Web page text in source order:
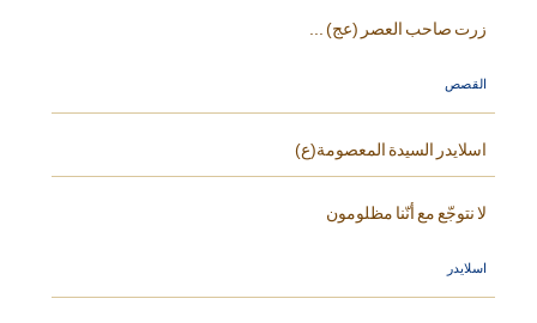
زرت صاحب العصر (عج) ...
القصص
اسلايدر السيدة المعصومة(ع)
لا نتوجّع مع أنّنا مظلومون
اسلايدر